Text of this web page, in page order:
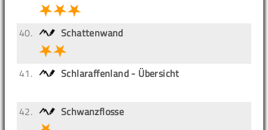
40. Schattenwand
41. Schlaraffenland - Übersicht
42. Schwanzflosse